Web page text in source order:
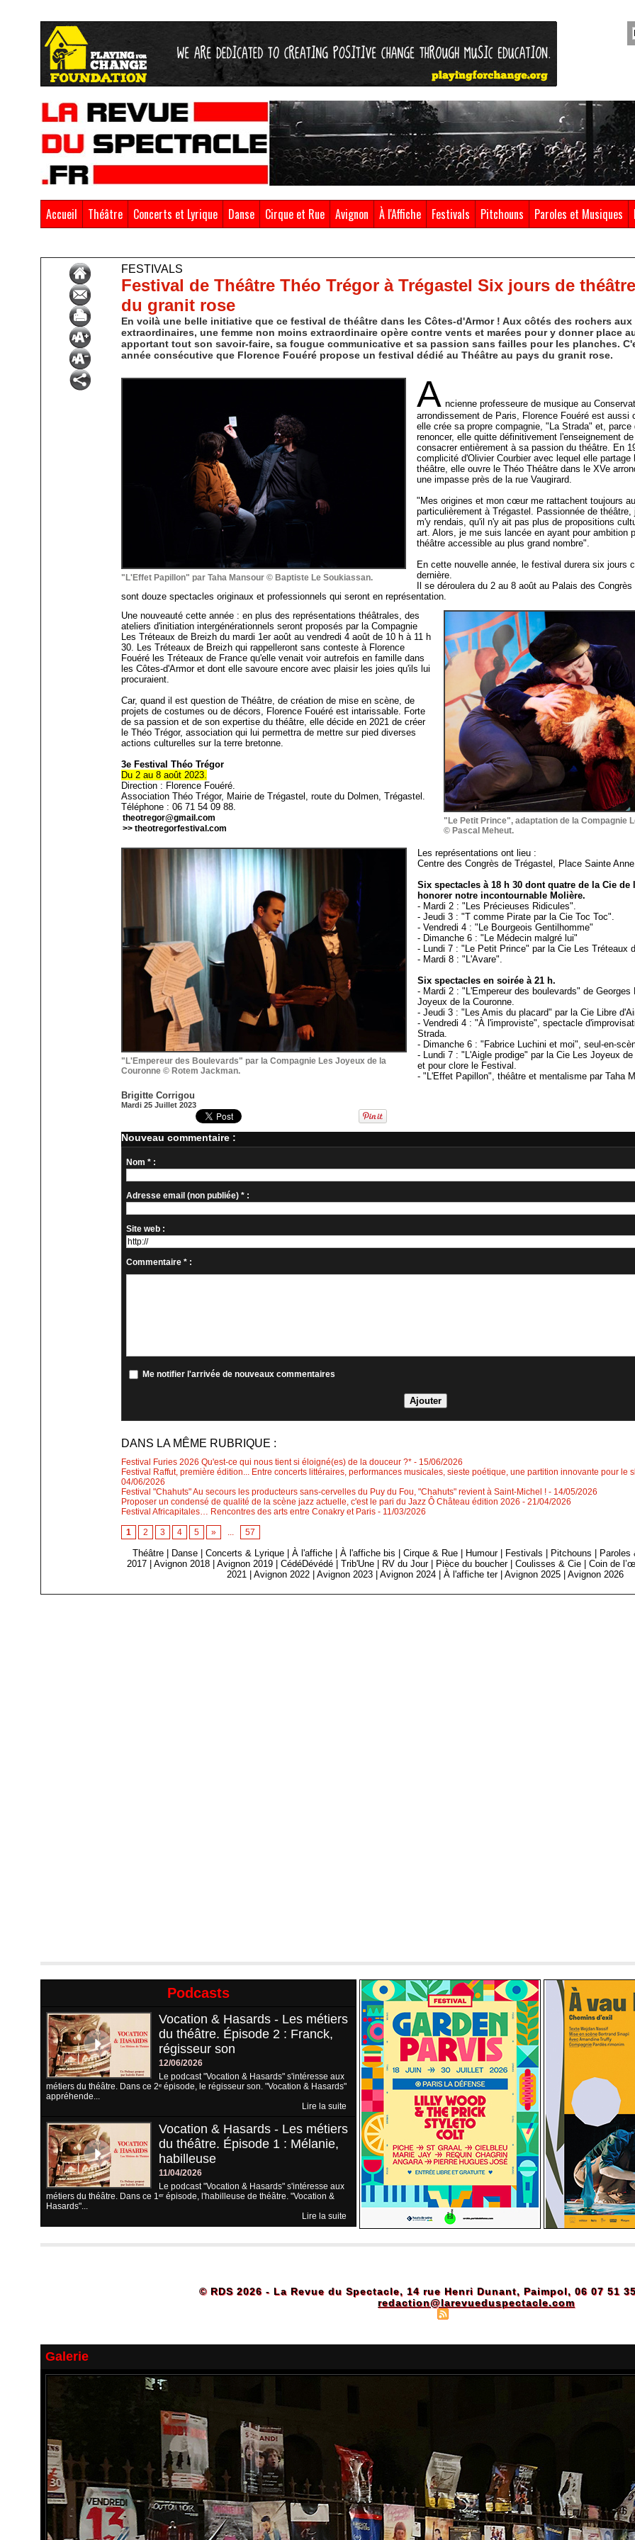
Accueil Théâtre Concerts et Lyrique Danse Cirque et Rue Avignon À l'Affiche Festivals Pitchouns Paroles et Musiques
FESTIVALS
Festival de Théâtre Théo Trégor à Trégastel Six jours de
du granit rose
En voilà une belle initiative que ce festival de théâtre dans les Côtes-d'Armor ! Aux côtés des rochers
extraordinaires, une femme non moins extraordinaire opère contre vents et marées pour y donner place
apportant tout son savoir-faire, sa fougue communicative et sa passion sans failles pour les planches.
année consécutive que Florence Fouéré propose un festival dédié au Théâtre au pays du granit rose.
"L'Effet Papillon" par Taha Mansour © Baptiste Le Soukiassan.
A ncienne professeure de musique au
arrondissement de Paris, Florence Fouéré est aussi
elle crée sa propre compagnie, "La Strada" et, parce
renoncer, elle quitte définitivement l'enseignement
consacrer entièrement à sa passion du théâtre. En
complicité d'Olivier Courbier avec lequel elle
théâtre, elle ouvre le Théo Théâtre dans le XVe
une impasse près de la rue Vaugirard.
"Mes origines et mon cœur me rattachent toujours
particulièrement à Trégastel. Passionnée de
m'y rendais, qu'il n'y ait pas plus de propositions
art. Alors, je me suis lancée en ayant pour ambition
théâtre accessible au plus grand nombre".
En cette nouvelle année, le festival durera six jours
dernière.
Il se déroulera du 2 au 8 août au Palais des
sont douze spectacles originaux et professionnels qui seront en représentation.
"Le Petit Prince", adaptation de la Compagnie
© Pascal Meheut.
Une nouveauté cette année : en plus des représentations théâtrales, des
ateliers d'initiation intergénérationnels seront proposés par la Compagnie
Les Tréteaux de Breizh du mardi 1er août au vendredi 4 août de 10 h à 11 h
30. Les Tréteaux de Breizh qui rappelleront sans conteste à Florence
Fouéré les Tréteaux de France qu'elle venait voir autrefois en famille dans
les Côtes-d'Armor et dont elle savoure encore avec plaisir les joies qu'ils lui
procuraient.
Car, quand il est question de Théâtre, de création de mise en scène, de
projets de costumes ou de décors, Florence Fouéré est intarissable. Forte
de sa passion et de son expertise du théâtre, elle décide en 2021 de créer
le Théo Trégor, association qui lui permettra de mettre sur pied diverses
actions culturelles sur la terre bretonne.
3e Festival Théo Trégor
Du 2 au 8 août 2023.
Direction : Florence Fouéré.
Association Théo Trégor, Mairie de Trégastel, route du Dolmen, Trégastel.
Téléphone : 06 71 54 09 88.
theotregor@gmail.com
>> theotregorfestival.com
"L'Empereur des Boulevards" par la Compagnie Les Joyeux de la
Couronne © Rotem Jackman.
Les représentations ont lieu :
Centre des Congrès de Trégastel, Place Sainte
Six spectacles à 18 h 30 dont quatre de la Cie de
honorer notre incontournable Molière.
- Mardi 2 : "Les Précieuses Ridicules".
- Jeudi 3 : "T comme Pirate par la Cie Toc Toc".
- Vendredi 4 : "Le Bourgeois Gentilhomme"
- Dimanche 6 : "Le Médecin malgré lui"
- Lundi 7 : "Le Petit Prince" par la Cie Les Tréteaux
- Mardi 8 : "L'Avare".
Six spectacles en soirée à 21 h.
- Mardi 2 : "L'Empereur des boulevards" de Georges
Joyeux de la Couronne.
- Jeudi 3 : "Les Amis du placard" par la Cie Libre
- Vendredi 4 : "À l'improviste", spectacle
Strada.
- Dimanche 6 : "Fabrice Luchini et moi", seul-en-
- Lundi 7 : "L'Aigle prodige" par la Cie Les Joyeux de
et pour clore le Festival.
- "L'Effet Papillon", théâtre et mentalisme par Taha
Brigitte Corrigou
Mardi 25 Juillet 2023
Nouveau commentaire :
Nom * :
Adresse email (non publiée) * :
Site web :
Commentaire * :
Me notifier l'arrivée de nouveaux commentaires
DANS LA MÊME RUBRIQUE :
Festival Furies 2026 Qu'est-ce qui nous tient si éloigné(es) de la douceur ?* - 15/06/2026
Festival Raffut, première édition... Entre concerts littéraires, performances musicales, sieste poétique, une partition innovante pour le
04/06/2026
Festival "Chahuts" Au secours les producteurs sans-cervelles du Puy du Fou, "Chahuts" revient à Saint-Michel ! - 14/05/2026
Proposer un condensé de qualité de la scène jazz actuelle, c'est le pari du Jazz Ô Château édition 2026 - 21/04/2026
Festival Africapitales… Rencontres des arts entre Conakry et Paris - 11/03/2026
1 2 3 4 5 » ... 57
Théâtre Danse |Concerts & Lyrique |À l'affiche |À l'affiche bis |Cirque & Rue Humour Festivals Pitchouns Paroles
2017
|Avignon 2018 |Avignon 2019 |CédéDévédé |Trib'Une RV du Jour Pièce du boucher |Coulisses & Cie |Coin de
2021
|Avignon 2022 |Avignon 2023 |Avignon 2024 |À l'affiche ter |Avignon 2025 |Avignon 2026
Podcasts
Vocation & Hasards - Les métiers
du théâtre. Épisode 2 : Franck,
régisseur son
12/06/2026
Le podcast "Vocation & Hasards" s'intéresse aux
métiers du théâtre. Dans ce 2ᵉ épisode, le régisseur son. "Vocation & Hasards"
appréhende...
Lire la suite
Vocation & Hasards - Les métiers
du théâtre. Épisode 1 : Mélanie,
habilleuse
11/04/2026
Le podcast "Vocation & Hasards" s'intéresse aux
métiers du théâtre. Dans ce 1ᵉʳ épisode, l'habilleuse de théâtre. "Vocation &
Hasards"...
Lire la suite
© RDS 2026 - La Revue du Spectacle, 14 rue Henri Dunant, Paimpol, 06 07 51
redaction@larevueduspectacle.com
Galerie